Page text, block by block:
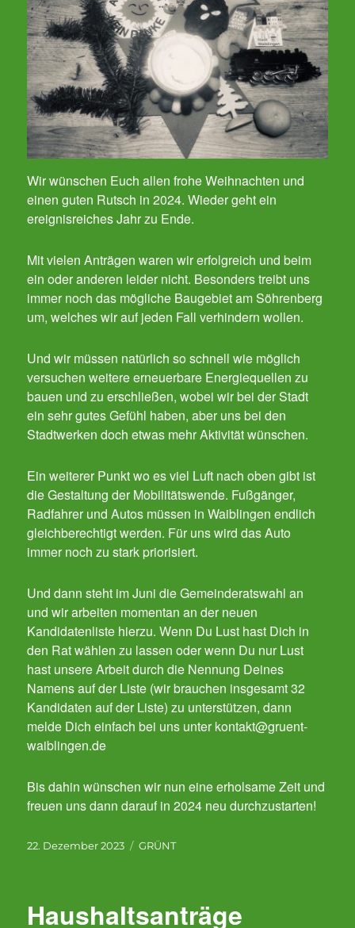
Wir wünschen Euch allen frohe Weihnachten und
einen guten Rutsch in 2024. Wieder geht ein
ereignisreiches Jahr zu Ende.
Mit vielen Anträgen waren wir erfolgreich und beim
ein oder anderen leider nicht. Besonders treibt uns
immer noch das mögliche Baugebiet am Söhrenberg
um, welches wir auf jeden Fall verhindern wollen.
Und wir müssen natürlich so schnell wie möglich
versuchen weitere erneuerbare Energiequellen zu
bauen und zu erschließen, wobei wir bei der Stadt
ein sehr gutes Gefühl haben, aber uns bei den
Stadtwerken doch etwas mehr Aktivität wünschen.
Ein weiterer Punkt wo es viel Luft nach oben gibt ist
die Gestaltung der Mobilitätswende. Fußgänger,
Radfahrer und Autos müssen in Waiblingen endlich
gleichberechtigt werden. Für uns wird das Auto
immer noch zu stark priorisiert.
Und dann steht im Juni die Gemeinderatswahl an
und wir arbeiten momentan an der neuen
Kandidatenliste hierzu. Wenn Du Lust hast Dich in
den Rat wählen zu lassen oder wenn Du nur Lust
hast unsere Arbeit durch die Nennung Deines
Namens auf der Liste (wir brauchen insgesamt 32
Kandidaten auf der Liste) zu unterstützen, dann
melde Dich einfach bei uns unter kontakt@gruent-
waiblingen.de
Bis dahin wünschen wir nun eine erholsame Zeit und
freuen uns dann darauf in 2024 neu durchzustarten!
Veröffentlicht
22. Dezember 2023 Kategorien
GRÜNT
Haushaltsanträge